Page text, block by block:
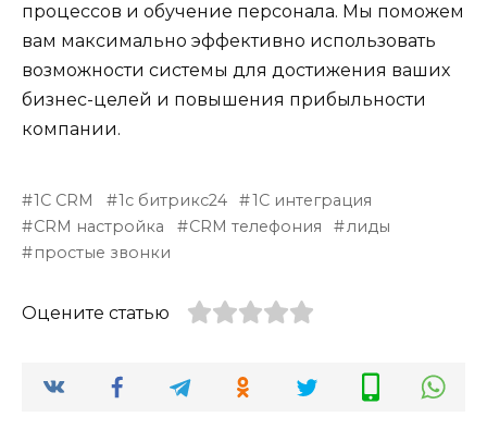
процессов и обучение персонала. Мы поможем
вам максимально эффективно использовать
возможности системы для достижения ваших
бизнес-целей и повышения прибыльности
компании.
1С CRM 1с битрикс24
1С интеграция
CRM настройка
CRM телефония
лиды
простые звонки
Оцените статью